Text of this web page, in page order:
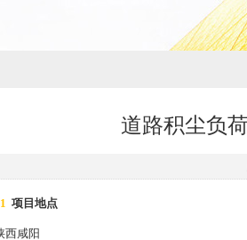
道路积尘负
1 项目地点
西咸阳